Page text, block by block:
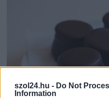
szol24.hu - Do Not
Information